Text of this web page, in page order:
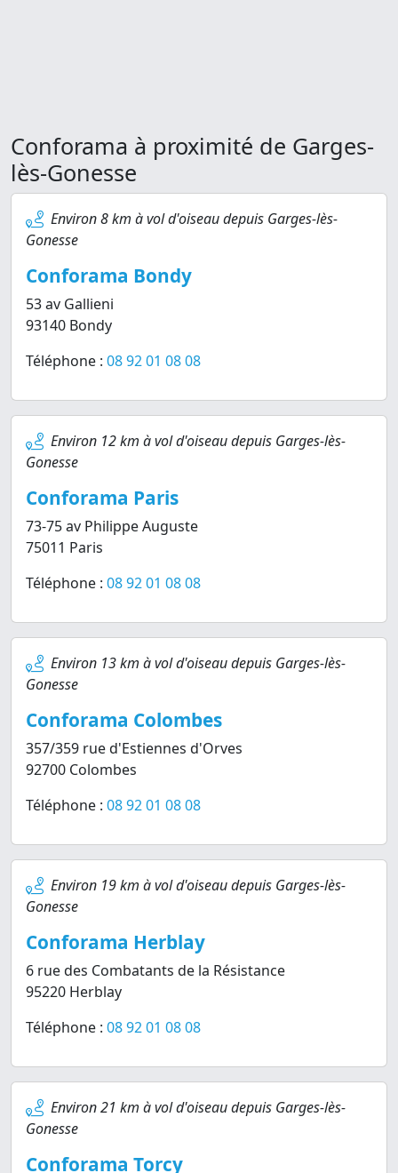
Conforama à proximité de Garges-
lès-Gonesse
Environ 8 km à vol d'oiseau depuis Garges-lès-
Gonesse
Conforama Bondy
53 av Gallieni
93140 Bondy
Téléphone : 08 92 01 08 08
Environ 12 km à vol d'oiseau depuis Garges-lès-
Gonesse
Conforama Paris
73-75 av Philippe Auguste
75011 Paris
Téléphone : 08 92 01 08 08
Environ 13 km à vol d'oiseau depuis Garges-lès-
Gonesse
Conforama Colombes
357/359 rue d'Estiennes d'Orves
92700 Colombes
Téléphone : 08 92 01 08 08
Environ 19 km à vol d'oiseau depuis Garges-lès-
Gonesse
Conforama Herblay
6 rue des Combatants de la Résistance
95220 Herblay
Téléphone : 08 92 01 08 08
Environ 21 km à vol d'oiseau depuis Garges-lès-
Gonesse
Conforama Torcy